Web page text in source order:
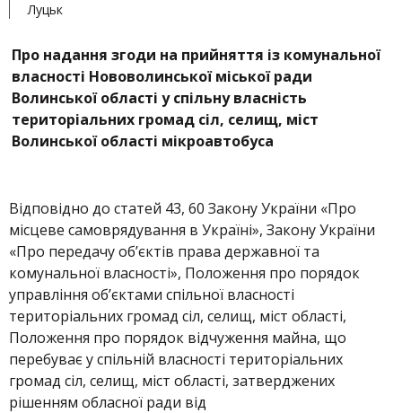
Луцьк
Про надання згоди на прийняття із комунальної
власності Нововолинської міської ради
Волинської області у спільну власність
територіальних громад сіл, селищ, міст
Волинської області мікроавтобуса
Відповідно до статей 43, 60 Закону України «Про
місцеве самоврядування в Україні», Закону України
«Про передачу об’єктів права державної та
комунальної власності», Положення про порядок
управління об’єктами спільної власності
територіальних громад сіл, селищ, міст області,
Положення про порядок відчуження майна, що
перебуває у спільній власності територіальних
громад сіл, селищ, міст області, затверджених
рішенням обласної ради від